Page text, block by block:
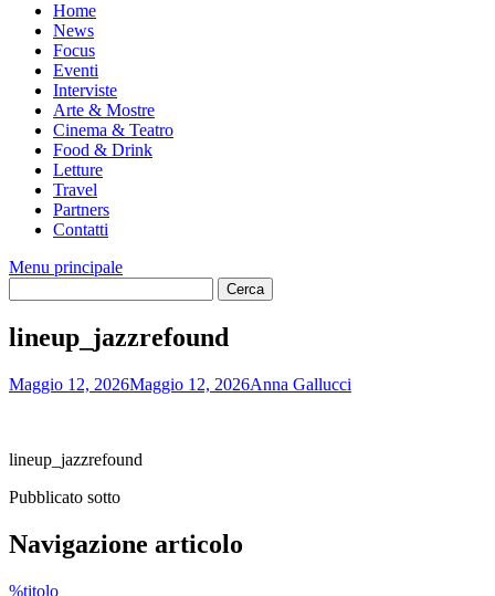
Home
News
Focus
Eventi
Interviste
Arte & Mostre
Cinema & Teatro
Food & Drink
Letture
Travel
Partners
Contatti
Menu principale
lineup_jazzrefound
Maggio 12, 2026Maggio 12, 2026Anna Gallucci
lineup_jazzrefound
Pubblicato sotto
Navigazione articolo
%titolo